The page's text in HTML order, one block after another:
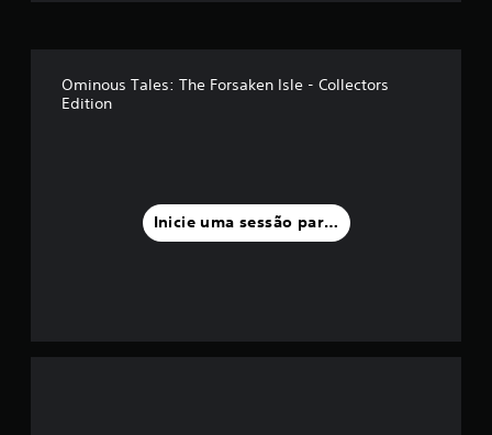
e
Ominous Tales: The Forsaken Isle - Collectors
Edition
Inicie uma sessão para classificar